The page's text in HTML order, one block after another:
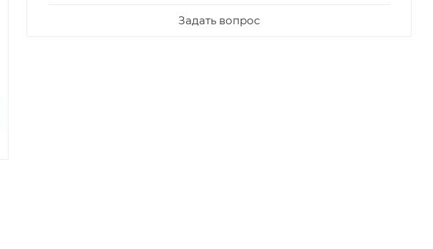
Задать вопрос